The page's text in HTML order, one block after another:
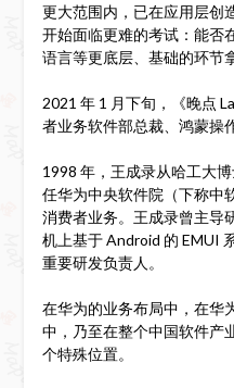
更大范围内，已在应用层创
开始面临更难的考试：能否
语言等更底层、基础的环节
2021 年 1 月下旬，《晚点
者业务软件部总裁、鸿蒙操
1998 年，王成录从哈工大
任华为中央软件院（下称中
消费者业务。王成录曾主导
机上基于 Android 的 EMUI
重要研发负责人。
在华为的业务布局中，在华
中，乃至在整个中国软件产
个特殊位置。